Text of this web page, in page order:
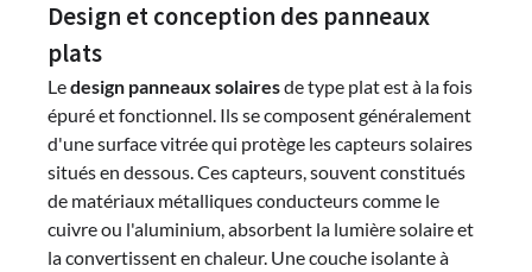
Design et conception des panneaux
plats
Ledesign panneaux solairesde type plat est à la fois
épuré et fonctionnel. Ils se composent généralement
d'une surface vitrée qui protège les capteurs solaires
situés en dessous. Ces capteurs, souvent constitués
de matériaux métalliques conducteurs comme le
cuivre ou l'aluminium, absorbent la lumière solaire et
la convertissent en chaleur. Une couche isolante à